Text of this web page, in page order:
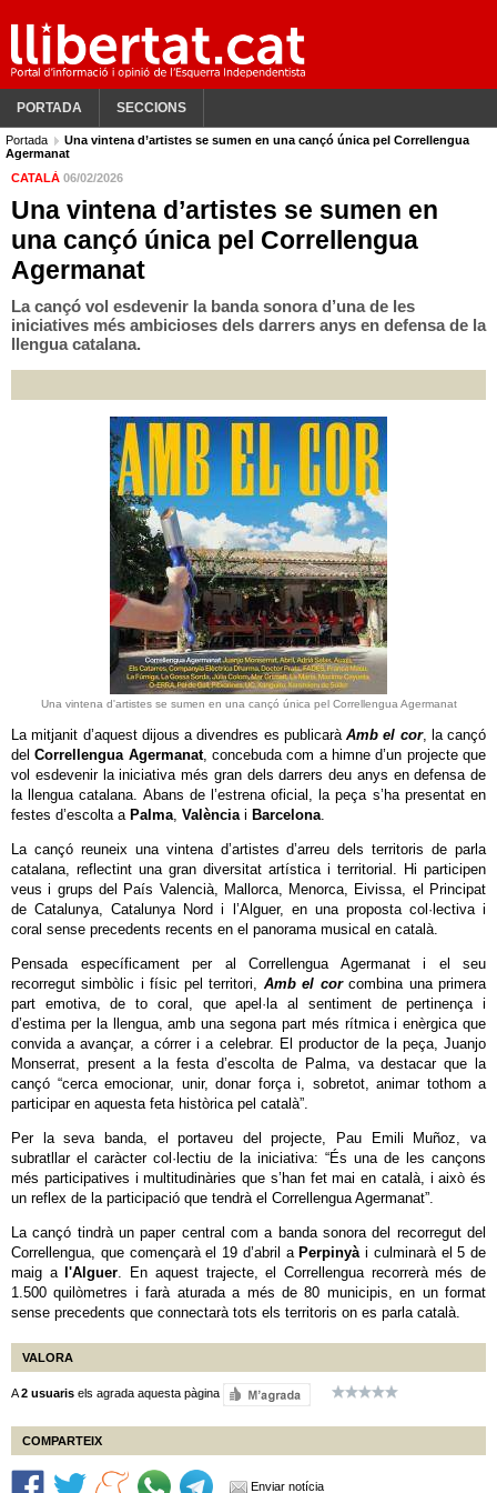
PORTADA SECCIONS
Portada
Una vintena d’artistes se sumen en una cançó única pel Correllengua
Agermanat
CATALÀ 06/02/2026
Una vintena d’artistes se sumen en
una cançó única pel Correllengua
Agermanat
La cançó vol esdevenir la banda sonora d’una de les
iniciatives més ambicioses dels darrers anys en defensa de la
llengua catalana.
Una vintena d'artistes se sumen en una cançó única pel Correllengua Agermanat
La mitjanit d’aquest dijous a divendres es publicarà Amb el cor, la cançó
delCorrellengua Agermanat, concebuda com a himne d’un projecte que
vol esdevenir la iniciativa més gran dels darrers deu anys en defensa de
la llengua catalana. Abans de l’estrena oficial, la peça s’ha presentat en
festes d’escolta a Palma, Valènciai Barcelona.
La cançó reuneix una vintena d’artistes d’arreu dels territoris de parla
catalana, reflectint una gran diversitat artística i territorial. Hi participen
veus i grups del País Valencià, Mallorca, Menorca, Eivissa, el Principat
de Catalunya, Catalunya Nord i l’Alguer, en una proposta col·lectiva i
coral sense precedents recents en el panorama musical en català.
Pensada específicament per al Correllengua Agermanat i el seu
recorregut simbòlic i físic pel territori, Amb el corcombina una primera
part emotiva, de to coral, que apel·la al sentiment de pertinença i
d’estima per la llengua, amb una segona part més rítmica i enèrgica que
convida a avançar, a córrer i a celebrar. El productor de la peça, Juanjo
Monserrat, present a la festa d’escolta de Palma, va destacar que la
cançó “cerca emocionar, unir, donar força i, sobretot, animar tothom a
participar en aquesta feta històrica pel català”.
Per la seva banda, el portaveu del projecte, Pau Emili Muñoz, va
subratllar el caràcter col·lectiu de la iniciativa: “És una de les cançons
més participatives i multitudinàries que s’han fet mai en català, i això és
un reflex de la participació que tendrà el Correllengua Agermanat”.
La cançó tindrà un paper central com a banda sonora del recorregut del
Correllengua, que començarà el 19 d’abril a Perpinyài culminarà el 5 de
maig a l'Alguer. En aquest trajecte, el Correllengua recorrerà més de
1.500 quilòmetres i farà aturada a més de 80 municipis, en un format
sense precedents que connectarà tots els territoris on es parla català.
VALORA
A2 usuaris els agrada aquesta pàgina
COMPARTEIX
Enviar notícia